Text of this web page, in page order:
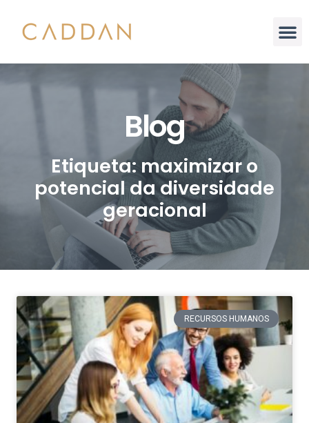
Blog
Etiqueta: maximizar o
potencial da diversidade
geracional
RECURSOS HUMANOS